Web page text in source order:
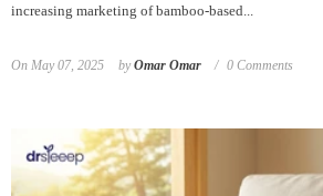
increasing marketing of bamboo-based...
On May 07, 2025 byOmar Omar 0 Comments